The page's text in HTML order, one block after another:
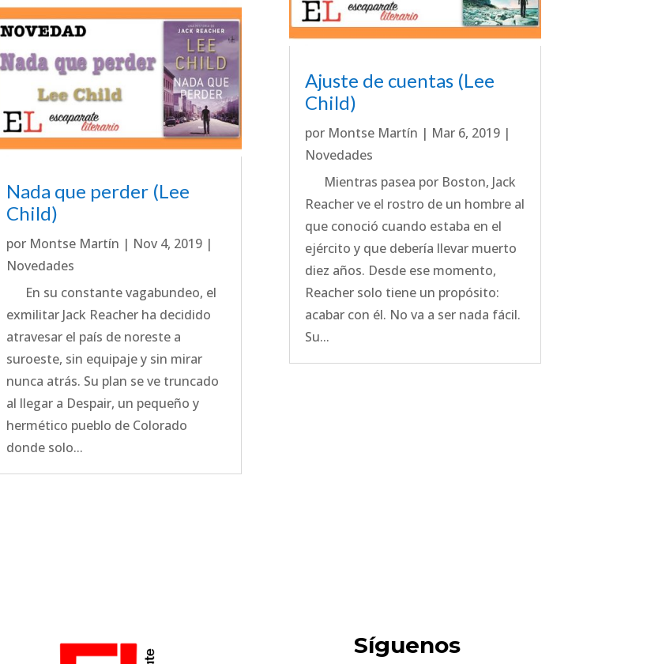
Nada que perder (Lee
Child)
por Montse Martín | Nov 4, 2019|
Novedades
En su constante vagabundeo, el
exmilitar Jack Reacher ha decidido
atravesar el país de noreste a
suroeste, sin equipaje y sin mirar
nunca atrás. Su plan se ve truncado
al llegar a Despair, un pequeño y
hermético pueblo de Colorado
donde solo...
Ajuste de cuentas (Lee
Child)
por Montse Martín | Mar 6, 2019|
Novedades
Mientras pasea por Boston, Jack
Reacher ve el rostro de un hombre al
que conoció cuando estaba en el
ejército y que debería llevar muerto
diez años. Desde ese momento,
Reacher solo tiene un propósito:
acabar con él. No va a ser nada fácil.
Su...
Síguenos